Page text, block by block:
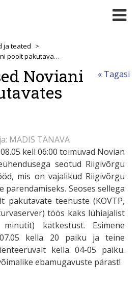
ja teated
Katkestused Noviani poolt pakutavates teenustes
« Tagasi
Noviani
MADIS TÄNAVA
kell 06:00 toimuvad Novian
seotud Riigivõrgu
mis on vajalikud Riigivõrgu
Seoses sellega
pakutavate teenuste (KOVTP,
töös kaks lühiajalist
katkestust. Esimene
kella 20 paiku ja teine
kella 04-05 paiku.
ebamugavuste pärast!